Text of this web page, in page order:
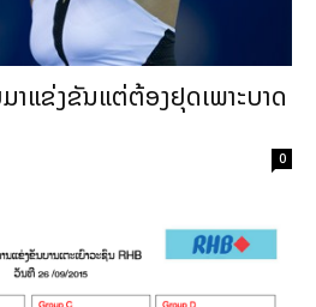
າແຂ່ງຂັນແຕ່ຕ້ອງຢຸດເພາະບາດ
0